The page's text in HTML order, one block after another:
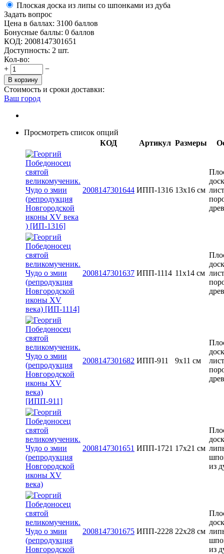
Плоская доска из липы со шпонками из дуба
Задать вопрос
Цена в баллах: 3100 баллов
Бонусные баллы: 0 баллов
КОД: 2008147301651
Доступность: 2 шт.
Кол-во:
+
−
В корзину
Стоимость и сроки доставки:
Ваш город
Просмотреть список опций
КОД
Артикул Размеры
2008147301644 ИПП-1316 13x16 см
2008147301637 ИПП-1114 11х14 см
2008147301682 ИПП-911 9х11 см
2008147301651 ИПП-1721 17х21 см
из
2008147301675 ИПП-2228 22х28 см
из